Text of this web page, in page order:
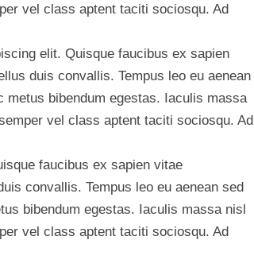
vel class aptent taciti sociosqu. Ad
elit. Quisque faucibus ex sapien
duis convallis. Tempus leo eu aenean
bibendum egestas. Iaculis massa
vel class aptent taciti sociosqu. Ad
faucibus ex sapien vitae
convallis. Tempus leo eu aenean sed
bibendum egestas. Iaculis massa nisl
vel class aptent taciti sociosqu. Ad